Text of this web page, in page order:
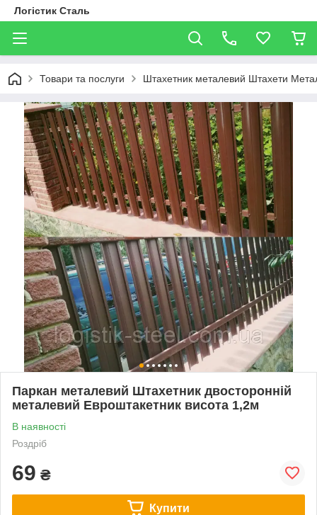
Логістик Сталь
Товари та послуги Штахетник металевий Штахети
Паркан металевий Штахетник двосторонній
металевий Евроштакетник висота 1,2м
В наявності
Роздріб
69 ₴
Купити